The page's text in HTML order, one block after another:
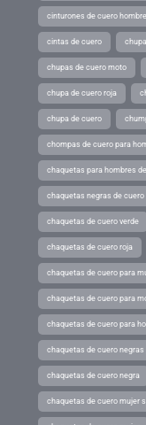
cinturones de cuero hombre
cintas de cuero
chupas de cuero moto
chupa de cuero roja
chupa de cuero
chompas de cuero para
chaquetas para hombres
chaquetas negras de cuero
chaquetas de cuero verde
chaquetas de cuero roja
chaquetas de cuero para
chaquetas de cuero para
chaquetas de cuero para
chaquetas de cuero negras
chaquetas de cuero negra
chaquetas de cuero mujer